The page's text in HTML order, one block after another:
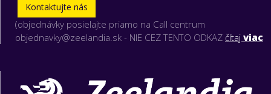
Kontaktujte nás
(objednávky posielajte priamo na Call centrum
objednavky@zeelandia.sk - NIE CEZ TENTO ODKAZ čítaj viac